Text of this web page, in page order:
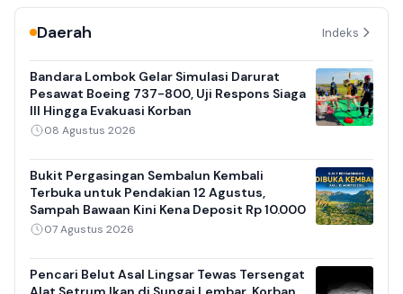
Daerah Indeks
Bandara Lombok Gelar Simulasi Darurat
Pesawat Boeing 737-800, Uji Respons Siaga
III Hingga Evakuasi Korban
08 Agustus 2026
Bukit Pergasingan Sembalun Kembali
Terbuka untuk Pendakian 12 Agustus,
Sampah Bawaan Kini Kena Deposit Rp 10.000
07 Agustus 2026
Pencari Belut Asal Lingsar Tewas Tersengat